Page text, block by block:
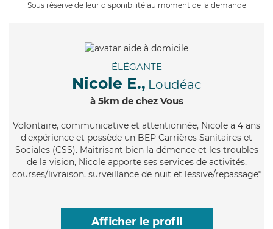
Sous réserve de leur disponibilité au moment de la demande
ÉLÉGANTE
Nicole E., Loudéac
à 5km de chez Vous
Volontaire, communicative et attentionnée, Nicole a 4 ans
d'expérience et possède un BEP Carrières Sanitaires et
Sociales (CSS). Maitrisant bien la démence et les troubles
de la vision, Nicole apporte ses services de activités,
courses/livraison, surveillance de nuit et lessive/repassage*
Afficher le profil